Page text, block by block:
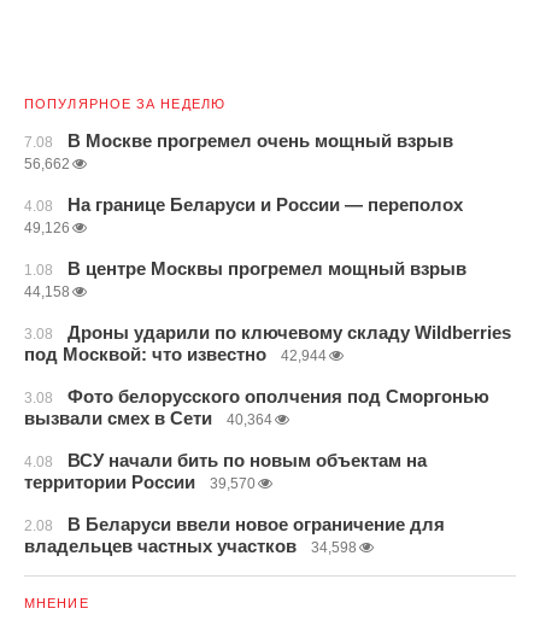
ПОПУЛЯРНОЕ ЗА НЕДЕЛЮ
7.08 В Москве прогремел очень мощный взрыв
56,662
4.08 На границе Беларуси и России — переполох
49,126
1.08 В центре Москвы прогремел мощный взрыв
44,158
3.08
Дроны ударили по ключевому складу Wildberries
под Москвой: что известно
42,944
3.08
Фото белорусского ополчения под Сморгонью
вызвали смех в Сети
40,364
4.08
ВСУ начали бить по новым объектам на
территории России
39,570
2.08
В Беларуси ввели новое ограничение для
владельцев частных участков
34,598
МНЕНИЕ